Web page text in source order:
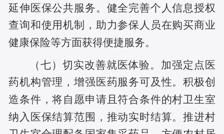
延伸医保公共服务。健全完善个人信息授权
查询和使用机制，助力参保人员在购买商业
健康保险等方面获得便捷服务。
（七）切实改善就医体验。加强定点医
药机构管理，增强医药服务可及性。积极创
造条件，将自愿申请且符合条件的村卫生室
纳入医保结算范围，推动实时结算。推进村